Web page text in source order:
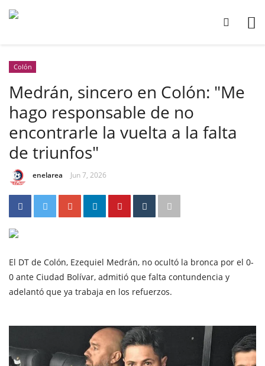
Colón
Medrán, sincero en Colón: "Me
hago responsable de no
encontrarle la vuelta a la falta
de triunfos"
enelarea Jun 7, 2026
El DT de Colón, Ezequiel Medrán, no ocultó la bronca por el 0-
0 ante Ciudad Bolívar, admitió que falta contundencia y
adelantó que ya trabaja en los refuerzos.